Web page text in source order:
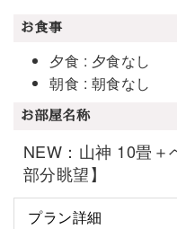
お食事
夕食 : 夕食なし
朝食 : 朝食なし
お部屋名称
NEW：山神 10畳＋
部分眺望】
プラン詳細